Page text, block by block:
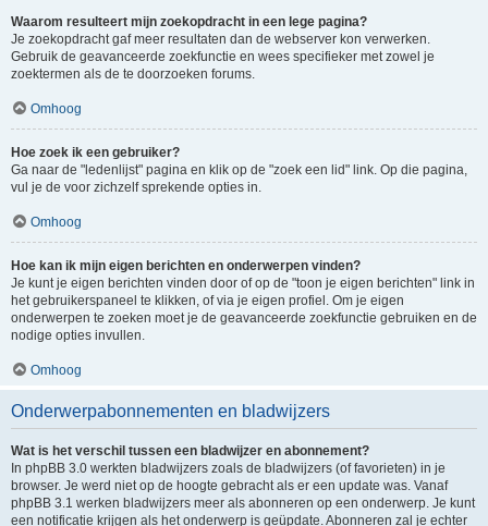
Waarom resulteert mijn zoekopdracht in een lege pagina?
Je zoekopdracht gaf meer resultaten dan de webserver kon verwerken.
Gebruik de geavanceerde zoekfunctie en wees specifieker met zowel je
zoektermen als de te doorzoeken forums.
Omhoog
Hoe zoek ik een gebruiker?
Ga naar de "ledenlijst" pagina en klik op de "zoek een lid" link. Op die pagina,
vul je de voor zichzelf sprekende opties in.
Omhoog
Hoe kan ik mijn eigen berichten en onderwerpen vinden?
Je kunt je eigen berichten vinden door of op de "toon je eigen berichten" link in
het gebruikerspaneel te klikken, of via je eigen profiel. Om je eigen
onderwerpen te zoeken moet je de geavanceerde zoekfunctie gebruiken en de
nodige opties invullen.
Omhoog
Onderwerpabonnementen en bladwijzers
Wat is het verschil tussen een bladwijzer en abonnement?
In phpBB 3.0 werkten bladwijzers zoals de bladwijzers (of favorieten) in je
browser. Je werd niet op de hoogte gebracht als er een update was. Vanaf
phpBB 3.1 werken bladwijzers meer als abonneren op een onderwerp. Je kunt
een notificatie krijgen als het onderwerp is geüpdate. Abonneren zal je echter